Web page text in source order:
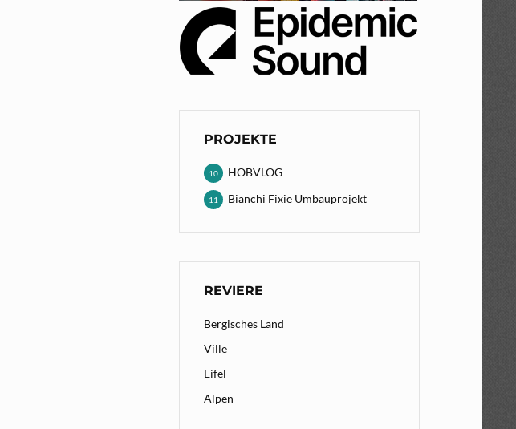
PROJEKTE
HOBVLOG
10
Bianchi Fixie Umbauprojekt
11
REVIERE
Bergisches Land
Ville
Eifel
Alpen